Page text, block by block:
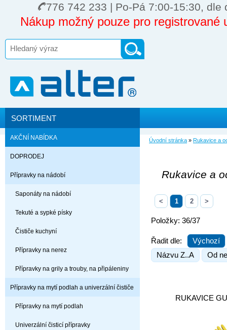
776 742 233 | Po-Pá 7:00-15:30, dle
Nákup možný pouze pro registrované
SORTIMENT
AKČNÍ NABÍDKA
DOPRODEJ
Přípravky na nádobí
Saponáty na nádobí
Tekuté a sypké písky
Čističe kuchyní
Přípravky na nerez
Přípravky na grily a trouby, na připáleniny
Přípravky na mytí podlah a univerzální čističe
Přípravky na mytí podlah
Univerzální čisticí přípravky
Úvodní stránka » Rukavice a
Rukavice a
< 1 2 >
Položky: 36/37
Řadit dle:
Výchozí
Názvu Z..A
Od
RUKAVICE